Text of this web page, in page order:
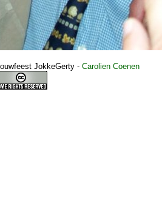
JokkeGerty- Carolien Coenen